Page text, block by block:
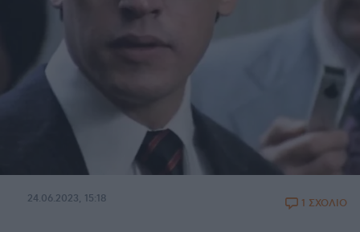
24.06.2023, 15:18 1 ΣΧΟΛΙΟ